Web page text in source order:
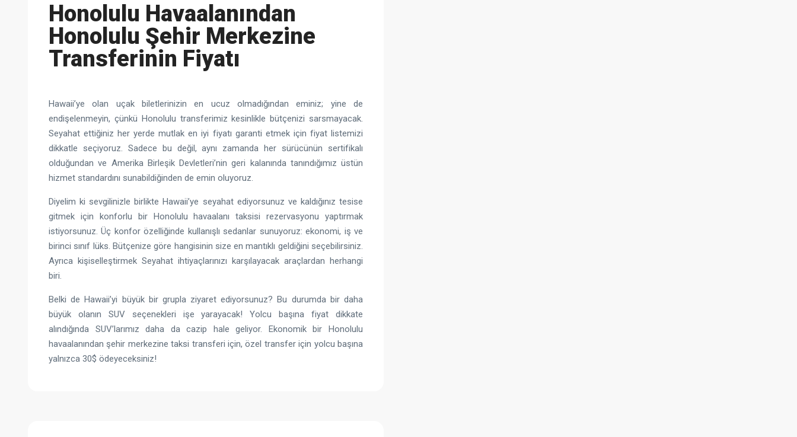
Honolulu Havaalanından
Honolulu Şehir Merkezine
Transferinin Fiyatı
Hawaii’ye olan uçak biletlerinizin en ucuz olmadığından eminiz; yine de
endişelenmeyin, çünkü Honolulu transferimiz kesinlikle bütçenizi sarsmayacak.
Seyahat ettiğiniz her yerde mutlak en iyi fiyatı garanti etmek için fiyat listemizi
dikkatle seçiyoruz. Sadece bu değil, aynı zamanda her sürücünün sertifikalı
olduğundan ve Amerika Birleşik Devletleri’nin geri kalanında tanındığımız üstün
hizmet standardını sunabildiğinden de emin oluyoruz.
Diyelim ki sevgilinizle birlikte Hawaii’ye seyahat ediyorsunuz ve kaldığınız tesise
gitmek için konforlu bir Honolulu havaalanı taksisi rezervasyonu yaptırmak
istiyorsunuz. Üç konfor özelliğinde kullanışlı sedanlar sunuyoruz: ekonomi, iş ve
birinci sınıf lüks. Bütçenize göre hangisinin size en mantıklı geldiğini seçebilirsiniz.
Ayrıca kişiselleştirmek Seyahat ihtiyaçlarınızı karşılayacak araçlardan herhangi
biri.
Belki de Hawaii’yi büyük bir grupla ziyaret ediyorsunuz? Bu durumda bir daha
büyük olanın SUV seçenekleri işe yarayacak! Yolcu başına fiyat dikkate
alındığında SUV’larımız daha da cazip hale geliyor. Ekonomik bir Honolulu
havaalanından şehir merkezine taksi transferi için, özel transfer için yolcu başına
yalnızca 30$ ödeyeceksiniz!